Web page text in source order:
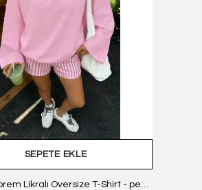
SEPETE EKLE
Kadın Suprem Likralı Oversize T-Shirt - pembe